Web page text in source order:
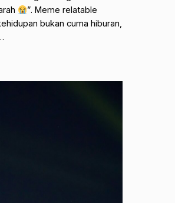
”. Meme relatable
bukan cuma hiburan,